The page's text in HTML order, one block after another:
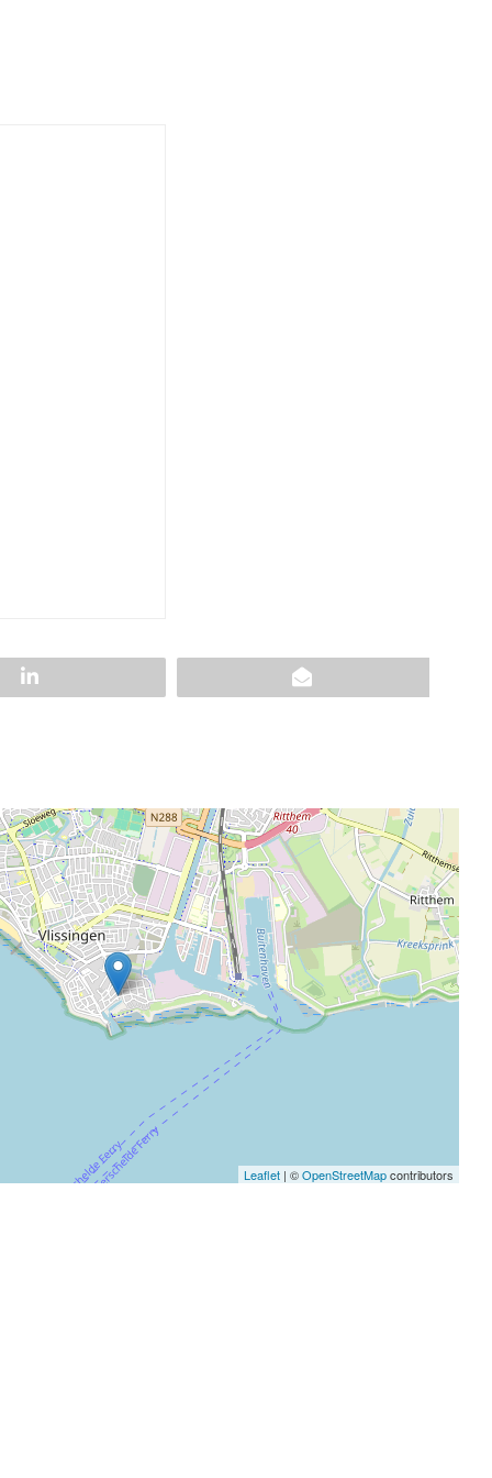
Leaflet | ©OpenStreetMapcontributors